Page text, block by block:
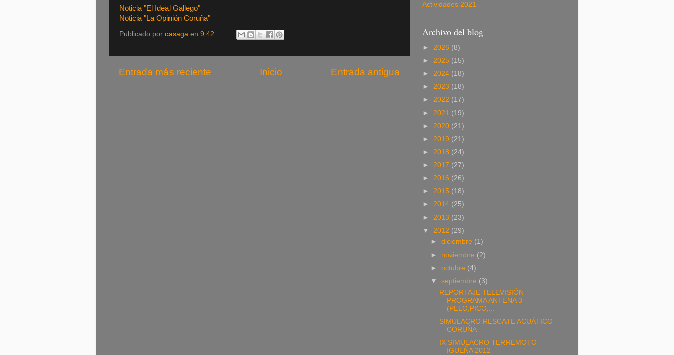
Noticia "El Ideal Gallego"
Noticia "La Opinión Coruña"
Publicado por casaga en 9:42
Entrada más reciente Entrada antigua
Inicio
Actividades 2021
Archivo del blog
► 2026 (8)
► 2025 (15)
► 2024 (18)
► 2023 (18)
► 2022 (17)
► 2021 (19)
► 2020 (21)
► 2019 (21)
► 2018 (24)
► 2017 (27)
► 2016 (26)
► 2015 (18)
► 2014 (25)
► 2013 (23)
▼ 2012 (29)
►diciembre (1)
► noviembre (2)
►octubre (4)
▼septiembre (3)
REPORTAJE TELEVISIÓN
PROGRAMA ANTENA 3
(PELO,PICO,...
SIMULACRO RESCATE ACUÁTICO
CORUÑA
IX SIMULACRO TERREMOTO
IGUEÑA 2012